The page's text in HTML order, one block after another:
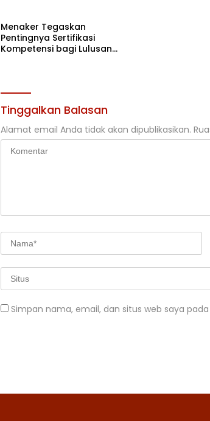
Menaker Tegaskan
Pentingnya Sertifikasi
Kompetensi bagi Lulusan
Tinggalkan Balasan
Alamat email Anda tidak akan dipublikasikan.
Simpan nama, email, dan situs web saya